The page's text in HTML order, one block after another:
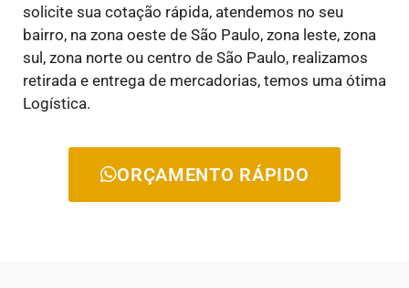
solicite sua cotação rápida, atendemos no seu
bairro, na zona oeste de São Paulo, zona leste, zona
sul, zona norte ou centro de São Paulo, realizamos
retirada e entrega de mercadorias, temos uma ótima
Logística.
ORÇAMENTO RÁPIDO